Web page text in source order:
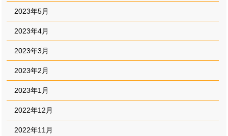
2023年5月
2023年4月
2023年3月
2023年2月
2023年1月
2022年12月
2022年11月